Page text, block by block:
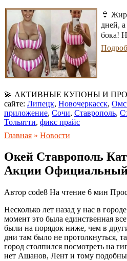
👙
дней,
бока!
💫 АКТИВНЫЕ КУПОНЫ И
сайте: Липецк, Новочеркасск,
приложение, Сочи, Ставрополь,
Тольятти, фикс прайс
Главная » Новости
Окей Ставрополь
Акции
Автор code8 На чтение 6 мин
Несколько лет назад у нас в
момент это была единственная
были на порядок ниже, чем в
дни там было не протолкнуться,
город столпился посмотреть на
нет Ашанов, Лент и тому